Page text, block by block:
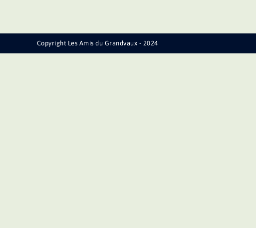
Copyright Les Amis du Grandvaux - 2024